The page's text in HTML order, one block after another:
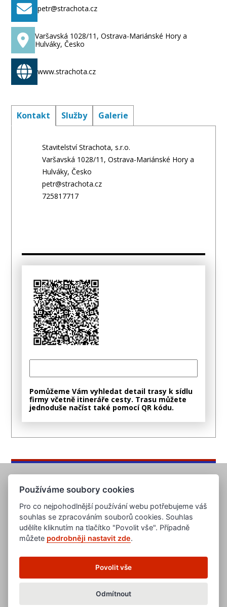
petr@strachota.cz
Varšavská 1028/11, Ostrava-Mariánské Hory a
Hulváky, Česko
www.strachota.cz
Kontakt Služby Galerie
Stavitelství Strachota, s.r.o.
Varšavská 1028/11, Ostrava-Mariánské Hory a
Hulváky, Česko
petr@strachota.cz
725817717
Pomůžeme Vám vyhledat detail trasy k sídlu
firmy včetně itineráře cesty. Trasu můžete
jednoduše načíst také pomocí QR kódu.
www.evropska-databanka.cz
www.edb.eu
www.poptavka.net
www.nabidka.net
www.14000.cz
Používáme soubory cookies
Pro co nejpohodlnější používání webu potřebujeme váš
souhlas se zpracováním souborů cookies. Souhlas
udělíte kliknutím na tlačítko "Povolit vše". Případně
můžete podrobněji nastavit zde.
Povolit vše
Odmítnout